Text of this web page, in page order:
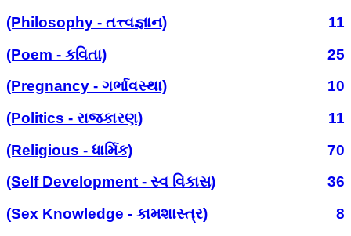
(Philosophy - તત્ત્વજ્ઞાન)
11
(Poem - કવિતા)
25
(Pregnancy - ગર્ભાવસ્થા)
10
(Politics - રાજકારણ)
11
(Religious - ધાર્મિક)
70
(Self Development - સ્વ વિકાસ)
36
(Sex Knowledge - કામશાસ્ત્ર)
8